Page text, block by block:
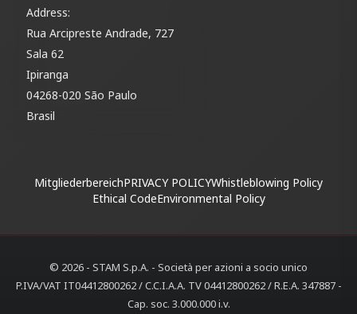
Address:
Rua Arcipreste Andrade, 727
Sala 62
Ipiranga
04268-020 São Paulo
Brasil
MitgliederbereichPRIVACY POLICYWhistleblowing Policy
Ethical CodeEnvironmental Policy
© 2026 - STAM S.p.A. - Società per azioni a socio unico
P.IVA/VAT IT04412800262 / C.C.I.A.A. TV 04412800262 / R.E.A. 347887 -
Cap. soc. 3.000.000 i.v.